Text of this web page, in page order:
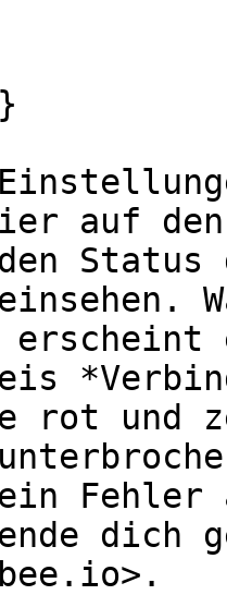
auf
Status
rot und
Fehler
dich